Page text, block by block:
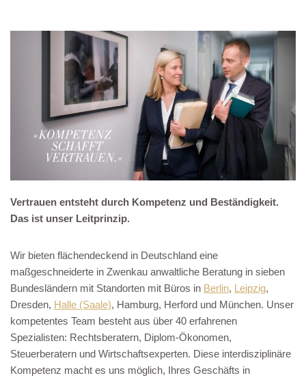
Vertrauen entsteht durch Kompetenz und Beständigkeit.
Das ist unser Leitprinzip.
Wir bieten flächendeckend in Deutschland eine
maßgeschneiderte in Zwenkau anwaltliche Beratung in sieben
Bundesländern mit Standorten mit Büros in Berlin, Leipzig,
Dresden, Halle (Saale), Hamburg, Herford und München. Unser
kompetentes Team besteht aus über 40 erfahrenen
Spezialisten: Rechtsberatern, Diplom-Ökonomen,
Steuerberatern und Wirtschaftsexperten. Diese interdisziplinäre
Kompetenz macht es uns möglich, Ihres Geschäfts in